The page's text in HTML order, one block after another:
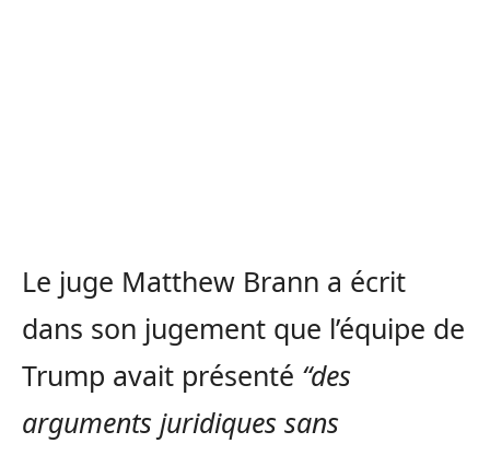
Le juge Matthew Brann a écrit
dans son jugement que l’équipe de
Trump avait présenté “des
arguments juridiques sans